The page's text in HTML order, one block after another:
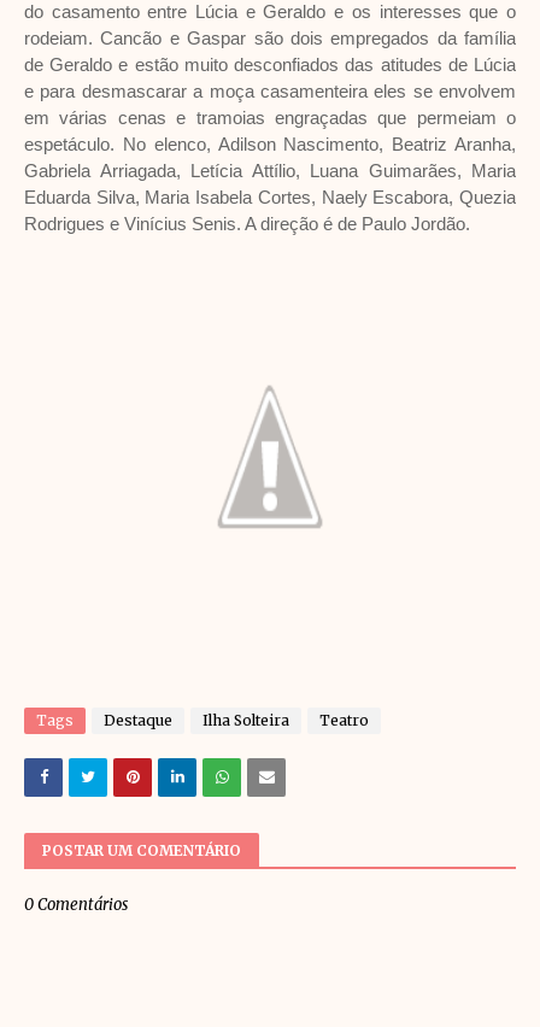
do casamento entre Lúcia e Geraldo e os interesses que o
rodeiam. Cancão e Gaspar são dois empregados da família
de Geraldo e estão muito desconfiados das atitudes de Lúcia
e para desmascarar a moça casamenteira eles se envolvem
em várias cenas e tramoias engraçadas que permeiam o
espetáculo. No elenco, Adilson Nascimento, Beatriz Aranha,
Gabriela Arriagada, Letícia Attílio, Luana Guimarães, Maria
Eduarda Silva, Maria Isabela Cortes, Naely Escabora, Quezia
Rodrigues e Vinícius Senis. A direção é de Paulo Jordão.
Tags Destaque Ilha Solteira Teatro
POSTAR UM COMENTÁRIO
0 Comentários